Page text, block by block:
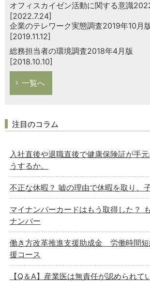
オフィスカイゼン活動に関する意識
[2022.7.24]
企業のテレワーク実態調査2019年10月
[2019.11.12]
総務担当者の環境調査2018年4月版
[2018.10.10]
一覧へ
注目のコラム
入社直後や退職直後で健康保険証が手
うするか。
不正な休暇？ 嘘の理由で休暇を取り、
マイナンバーカードはもう取得した？
ナンバー
働き方改革推進支援助成金 労働時間短
援コース
【Q＆A】産業医は無責任が認められて